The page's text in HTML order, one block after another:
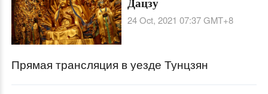
24 Oct, 2021 07:37GMT+8
Прямая трансляция в уезде Тунцзян